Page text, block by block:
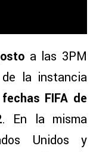
a las 3PM
la instancia
fechas FIFA de
. En la misma
Unidos y